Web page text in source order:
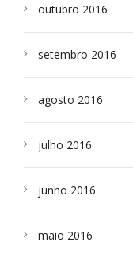
outubro 2016
setembro 2016
agosto 2016
julho 2016
junho 2016
maio 2016